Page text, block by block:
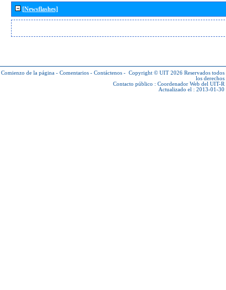
[Newsflashes]
Comienzo de la página - Comentarios - Contáctenos - Copyright © UIT 2026 Reservados todos
los derechos
Contacto público : Coordenador Web del UIT-R
Actualizado el : 2013-01-30